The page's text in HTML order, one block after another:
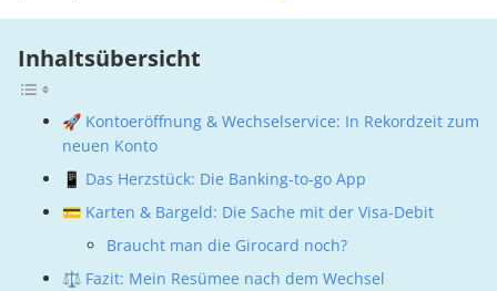
Inhaltsübersicht
🚀 Kontoeröffnung & Wechselservice: In Rekordzeit zum
neuen Konto
📱 Das Herzstück: Die Banking-to-go App
💳 Karten & Bargeld: Die Sache mit der Visa-Debit
Braucht man die Girocard noch?
⚖️ Fazit: Mein Resümee nach dem Wechsel